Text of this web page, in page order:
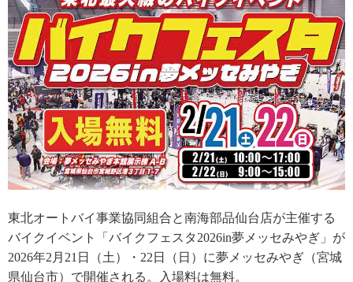
東北オートバイ事業協同組合と南海部品仙台店が主催する
バイクイベント「バイクフェスタ2026in夢メッセみやぎ」が
2026年2月21日（土）・22日（日）に夢メッセみやぎ（宮城
県仙台市）で開催される。入場料は無料。